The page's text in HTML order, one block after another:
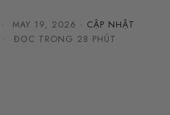
· MAY 19, 2026 · CẬP NHẬT
· ĐỌC TRONG 28 PHÚT